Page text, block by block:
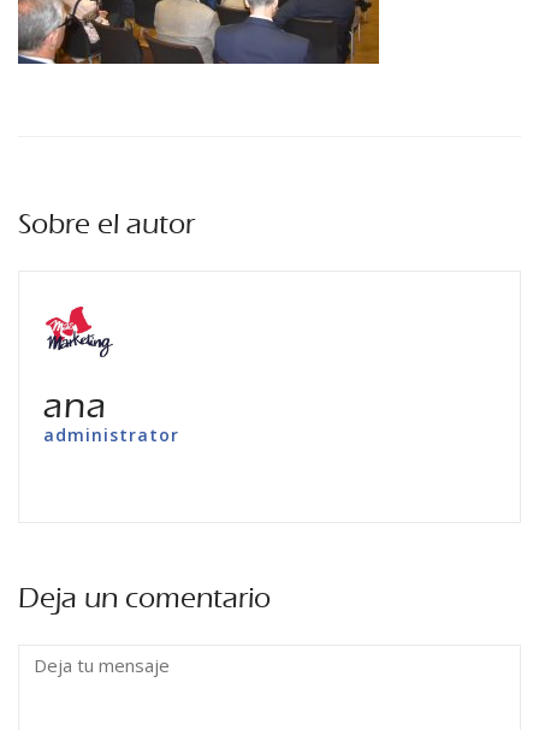
Sobre el autor
ana
administrator
Deja un comentario